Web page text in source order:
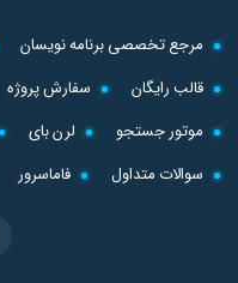
مرجع تخصصی برنامه نویسان
قالب رایگان
سفارش پروژه
موتور جستجو
لرن بای
سوالات متداول
فاماسرور